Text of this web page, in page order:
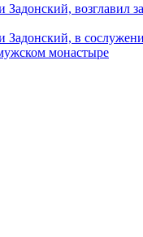
возглавил
в
монастыре